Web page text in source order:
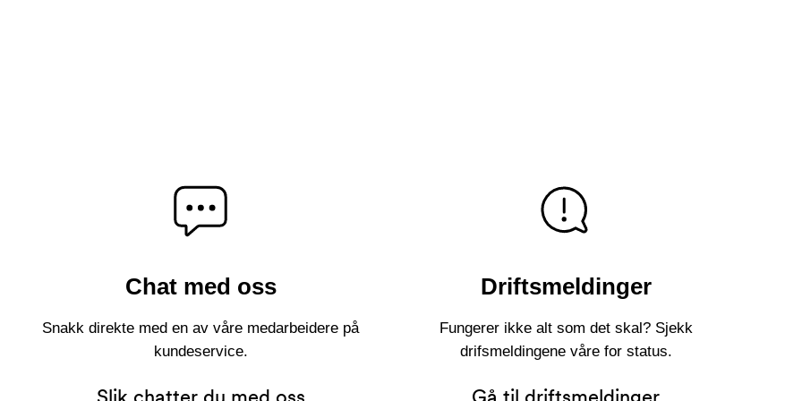
Send inn tilbakemelding
Chat med oss
Snakk direkte med en av våre medarbeidere på
kundeservice.
Driftsmeldinger
Fungerer ikke alt som det skal? Sjekk
drifsmeldingene våre for status.